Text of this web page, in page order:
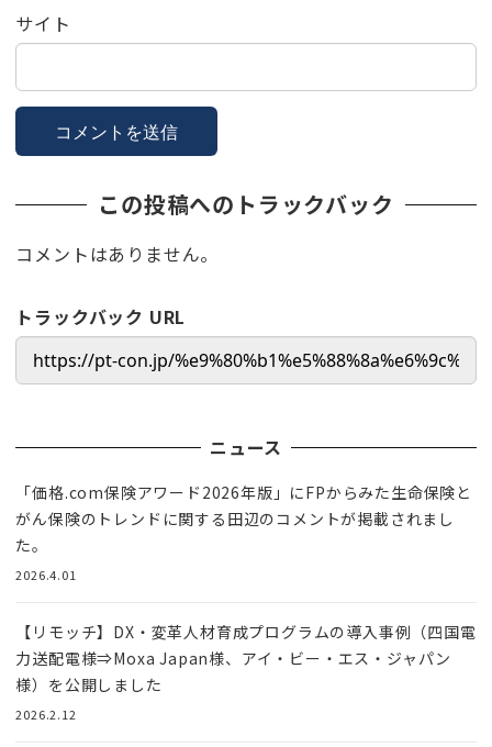
サイト
この投稿へのトラックバック
コメントはありません。
トラックバック URL
ニュース
「価格.com保険アワード2026年版」にFPからみた生命保険と
がん保険のトレンドに関する田辺のコメントが掲載されまし
た。
2026.4.01
【リモッチ】DX・変革人材育成プログラムの導入事例（四国電
力送配電様⇒Moxa Japan様、アイ・ビー・エス・ジャパン
様）を公開しました
2026.2.12